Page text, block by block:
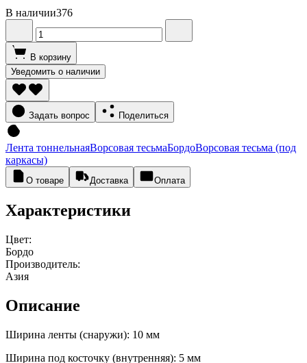
В наличии376
В корзину
Уведомить о наличии
Задать вопрос Поделиться
Лента тоннельнаяВорсовая тесьмаБордоВорсовая тесьма (под
каркасы)
О товаре Доставка Оплата
Характеристики
Цвет:
Бордо
Производитель:
Азия
Описание
Ширина ленты (снаружи): 10 мм
Ширина под косточку (внутренняя): 5 мм